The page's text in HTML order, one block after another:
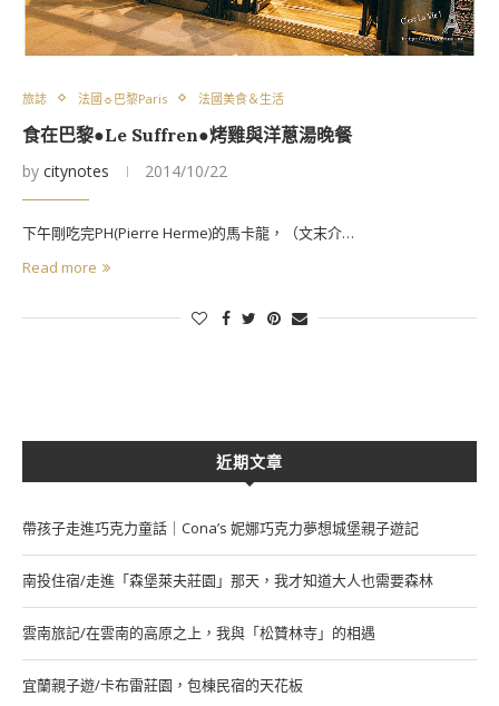
旅誌 法國☼巴黎Paris 法國美食＆生活
食在巴黎●Le Suffren●烤雞與洋蔥湯晚餐
by citynotes 2014/10/22
下午剛吃完PH(Pierre Herme)的馬卡龍，（文末介…
Read more
近期文章
帶孩子走進巧克力童話｜Cona’s 妮娜巧克力夢想城堡親子遊記
南投住宿/走進「森堡萊夫莊園」那天，我才知道大人也需要森林
雲南旅記/在雲南的高原之上，我與「松贊林寺」的相遇
宜蘭親子遊/卡布雷莊園，包棟民宿的天花板